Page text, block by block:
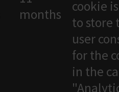
months
cookie
to store
user
for the
in the